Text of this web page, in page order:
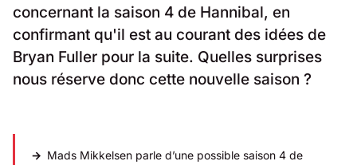
concernant la saison 4 de Hannibal, en
confirmant qu'il est au courant des idées de
Bryan Fuller pour la suite. Quelles surprises
nous réserve donc cette nouvelle saison ?
Mads Mikkelsen parle d’une possible saison 4 de